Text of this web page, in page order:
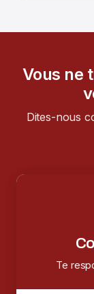
Vous ne
Dites-nous
Te